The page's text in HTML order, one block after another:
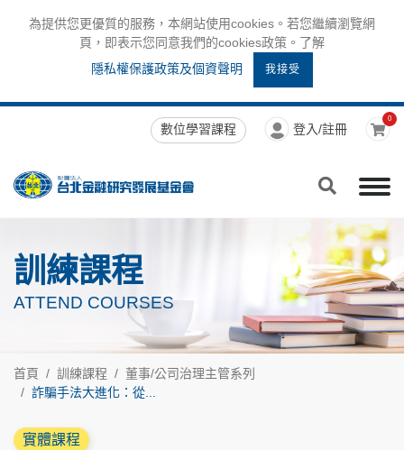
為提供您更優質的服務，本網站使用cookies。若您繼續瀏覽網
頁，即表示您同意我們的cookies政策。了解
隱私權保護政策及個資聲明
我接受
數位學習課程 登入/註冊
0
訓練課程
ATTEND COURSES
首頁 訓練課程
董事/公司治理主管系列
詐騙手法大進化：從...
實體課程